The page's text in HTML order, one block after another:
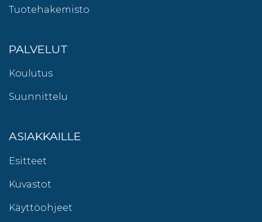
Tuotehakemisto
PALVELUT
Koulutus
Suunnittelu
ASIAKKAILLE
Esitteet
Kuvastot
Käyttöohjeet